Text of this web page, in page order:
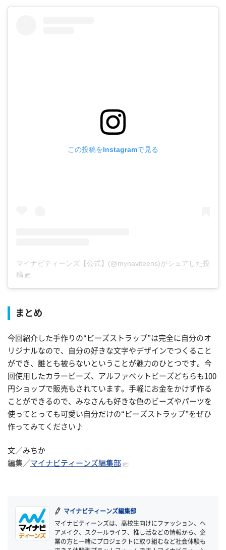
この投稿をInstagramで見る
マイナビティーンズ【公式】(@mynaviteens)がシェアした投
稿
まとめ
今回紹介した手作りの“ ビーズストラップ”は完全に自分のオ
リジナルなので、自分の好きな文字やデザインでつくること
ができ、誰とも被らないということが魅力のひとつです。今
回使用したカラービーズ、アルファベットビーズどちらも100
円ショップで販売もされています。手軽にお金をかけず作る
ことができるので、みなさんも好きな色のビーズやパーツを
使ってとっても可愛い自分だけの“ ビーズストラップ”をぜひ
作ってみてください♪
文／みちか
編集／ マイナビティーンズ編集部
マイナビティーンズ編集部
マイナビティーンズは、高校生向けにファッション、ヘ
アメイク、スクールライフ、推し活などの情報から、企
業の方と一緒にプロジェクトに取り組むなど社会体験も